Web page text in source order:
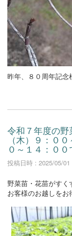
昨年、８０周年記念
令和７年度の
（木）９：０
０～１４：００
投稿日時 : 2025/05/01
野菜苗・花苗がす
お客様のお越しをお